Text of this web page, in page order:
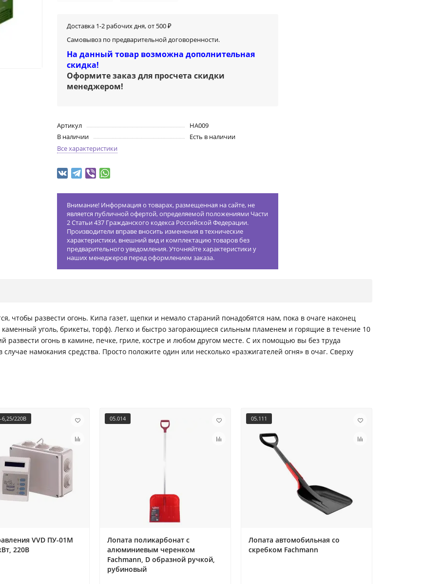
Доставка 1-2 рабочих дня, от 500 ₽
Самовывоз по предварительной договоренности.
На данный товар возможна дополнительная
скидка!
Оформите заказ для просчета скидки
менеджером!
Артикул
HA009
В наличии
Есть в наличии
Все характеристики
Внимание! Информация о товарах, размещенная на сайте, не
является публичной офертой, определяемой положениями Части
2 Статьи 437 Гражданского кодекса Российской Федерации.
Производители вправе вносить изменения в технические
характеристики, внешний вид и комплектацию товаров без
предварительного уведомления. Уточняйте характеристики у
наших менеджеров перед оформлением заказа.
чтобы развести огонь. Кипа газет, щепки и немало стараний понадобятся нам, пока в очаге наконец
каменный уголь, брикеты, торф). Легко и быстро загорающиеся сильным пламенем и горящие в течение 10
развести огонь в камине, печке, гриле, костре и любом другом месте. С их помощью вы без труда
намокания средства. Просто положите один или несколько «разжигателей огня» в очаг. Сверху
220В
VVD ПУ-01М
220В
05.014
Лопата поликарбонат с
алюминиевым черенком
Fachmann, D образной ручкой,
рубиновый
05.111
Лопата автомобильная со
скребком Fachmann